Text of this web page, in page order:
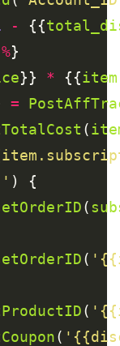
- {{
%
}} * {{item
=
(
(
(
(
(